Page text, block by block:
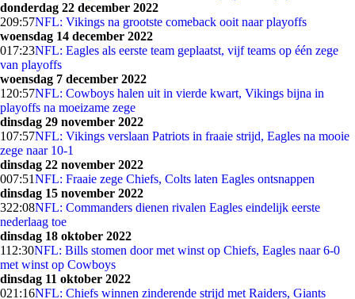
donderdag 22 december 2022
209:57NFL: Vikings na grootste comeback ooit naar playoffs
woensdag 14 december 2022
017:23NFL: Eagles als eerste team geplaatst, vijf teams op één zege
van playoffs
woensdag 7 december 2022
1 20:57NFL: Cowboys halen uit in vierde kwart, Vikings bijna in
playoffs na moeizame zege
dinsdag 29 november 2022
107:57NFL: Vikings verslaan Patriots in fraaie strijd, Eagles na mooie
zege naar 10-1
dinsdag 22 november 2022
007:51NFL: Fraaie zege Chiefs, Colts laten Eagles ontsnappen
dinsdag 15 november 2022
322:08NFL: Commanders dienen rivalen Eagles eindelijk eerste
nederlaag toe
dinsdag 18 oktober 2022
112:30NFL: Bills stomen door met winst op Chiefs, Eagles naar 6-0
met winst op Cowboys
dinsdag 11 oktober 2022
021:16NFL: Chiefs winnen zinderende strijd met Raiders, Giants